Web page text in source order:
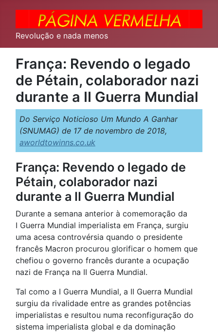
Revolução e nada menos
França: Revendo o legado
de Pétain, colaborador nazi
durante a II Guerra Mundial
Do Serviço Noticioso Um Mundo A Ganhar
(SNUMAG) de 17 de novembro de 2018,
aworldtowinns.co.uk
França: Revendo o legado de
Pétain, colaborador nazi
durante a II Guerra Mundial
Durante a semana anterior à comemoração da
I Guerra Mundial imperialista em França, surgiu
uma acesa controvérsia quando o presidente
francês Macron procurou glorificar o homem que
chefiou o governo francês durante a ocupação
nazi de França na II Guerra Mundial.
Tal como a I Guerra Mundial, a II Guerra Mundial
surgiu da rivalidade entre as grandes potências
imperialistas e resultou numa reconfiguração do
sistema imperialista global e da dominação